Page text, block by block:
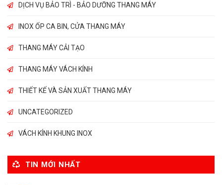
DỊCH VỤ BẢO TRÌ - BẢO DƯỠNG THANG MÁY
INOX ỐP CA BIN, CỬA THANG MÁY
THANG MÁY CẢI TẠO
THANG MÁY VÁCH KÍNH
THIẾT KẾ VÀ SẢN XUẤT THANG MÁY
UNCATEGORIZED
VÁCH KÍNH KHUNG INOX
TIN MỚI NHẤT